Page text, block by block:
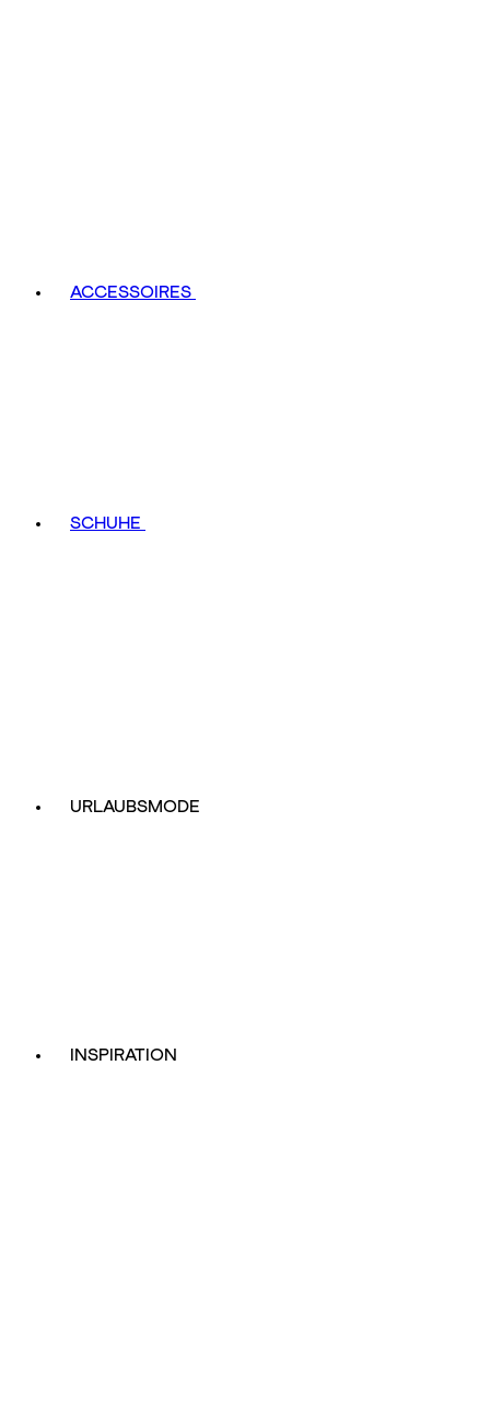
ACCESSOIRES
SCHUHE
URLAUBSMODE
INSPIRATION